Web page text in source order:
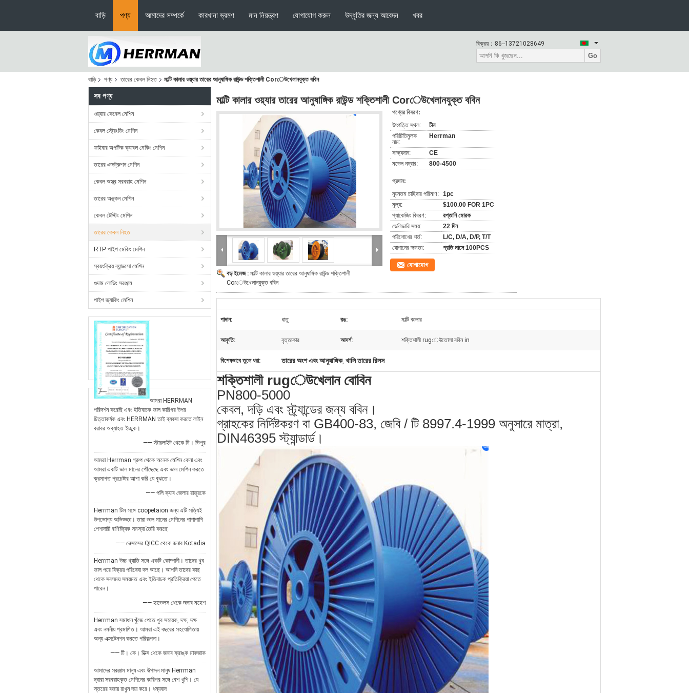
বাড়ি পণ্য আমাদের সম্পর্কে কারখানা ভ্রমণ মান নিয়ন্ত্রণ যোগাযোগ করুন উদ্ধৃতির জন্য আবেদন খবর
বিক্রয়： 86--13721028649
Go
বাড়ি পণ্য তারের কেবল নিহত মাল্টি কালার ওয়্যার তারের আনুষাঙ্গিক রাউন্ড শক্তিশালী Corেউখেলানযুক্ত ববিন
সব পণ্য
ওয়্যার কেবেল মেশিন
কেবল স্ট্রেংডিং মেশিন
ফাইবার অপটিক ক্যাবল মেকিং মেশিন
তারের এক্সট্রুশন মেশিন
কেবল অস্ত্র সরবরাহ মেশিন
তারের অঙ্কন মেশিন
কেবল টেস্টিং মেশিন
তারের কেবল নিহত
RTP পাইপ মেকিং মেশিন
স্বয়ংক্রিয় ব্যান্ডসো মেশিন
গুদাম লোডিং সরঞ্জাম
পাইপ জ্যাকিং মেশিন
আমরা HERRMAN
পরিদর্শন করেছি এবং ইতিবাচক ভাল কারিগর উপর
চিত্তাকর্ষক এবং HERRMAN তাই ব্যবসা করতে লাইন
বরাবর অব্যাহত ইচ্ছুক।
—— স্টারলাইট থেকে মি। ভিপুর
আমরা Herrman গ্রুপ থেকে অনেক মেশিন কেনা এবং
আমরা একটি ভাল মানের পৌঁছেছে এবং ভাল মেশিন করতে
ক্রমাগত প্রচেষ্টার আশা করি যে বুঝতে।
—— পলি ক্যাব জেলার রাজুরকে
Herrman টিম সঙ্গে coopetaion জন্য এটি সত্যিই
উপভোগ্য অভিজ্ঞতা। তারা ভাল মানের মেশিনের পাশাপাশি
পেশাদারী বাণিজ্যিক সমস্যা তৈরি করছে
—— নেক্সাসের QICC থেকে জনাব Kotadia
Herrman উচ্চ খ্যাতি সঙ্গে একটি কোম্পানী। তাদের খুব
ভাল পরে বিক্রয় পরিষেবা দল আছে। আপনি তাদের কাছ
থেকে সবসময় সময়মত এবং ইতিবাচক প্রতিক্রিয়া পেতে
পারেন।
—— হাভেলস থেকে জনাব মহেশ
Herrman সমাধান খুঁজে পেতে খুব সহায়ক, দক্ষ, দক্ষ
এবং নমনীয় প্রমাণিত। আমরা এই বছরের সহযোগিতায়
অন্য এক্সটেনশন করতে পরিকল্পনা।
—— টি। কে। ডিক্স থেকে জনাব ফ্রাঙ্ক মাকজাক
আমাদের সরঞ্জাম মানুষ এবং উত্পাদন মানুষ Herrman
দ্বারা সরবরাহকৃত মেশিনের কারিগর সঙ্গে বেশ খুশি। যে
স্তরের বজায় রাখুন দয়া করে। ধন্যবাদ
মাল্টি কালার ওয়্যার তারের আনুষাঙ্গিক রাউন্ড শক্তিশালী Corেউখেলানযুক্ত ববিন
বড় ইমেজ : মাল্টি কালার ওয়্যার তারের আনুষাঙ্গিক রাউন্ড শক্তিশালী
Corেউখেলানযুক্ত ববিন
পণ্যের বিবরণ:
উৎপত্তি স্থল:
চীন
পরিচিতিমুলক
নাম:
Herrman
সাক্ষ্যদান:
CE
মডেল নম্বার:
800-4500
প্রদান:
ন্যূনতম চাহিদার পরিমাণ: 1pc
মূল্য:
$100.00 FOR 1PC
প্যাকেজিং বিবরণ:
রপ্তানি মোরক
ডেলিভারি সময়:
22 দিন
পরিশোধের শর্ত:
L/C, D/A, D/P, T/T
যোগানের ক্ষমতা:
প্রতি মাসে 100PCS
যোগাযোগ
পাদান: ধাতু রঙ: মাল্টি কালার
আকৃতি: বৃত্তাকার আদর্শ: শক্তিশালী rugেউতোলা ববিন in
বিশেষভাবে তুলে ধরা: তারের অংশ এবং আনুষাঙ্গিক, খালি তারের রিলস
শক্তিশালী rugেউখেলান বোবিন
PN800-5000
কেবল, দড়ি এবং স্ট্র্যান্ডের জন্য ববিন।
গ্রাহকের নির্দিষ্টকরণ বা GB400-83, জেবি / টি 8997.4-1999 অনুসারে মাত্রা,
DIN46395 স্ট্যান্ডার্ড।